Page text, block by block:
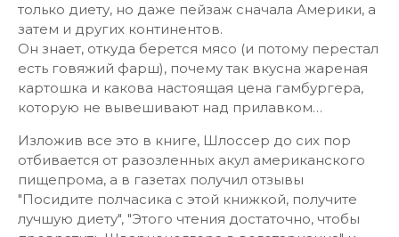
только диету, но даже пейзаж сначала Америки, а
затем и других континентов.
Он знает, откуда берется мясо (и потому перестал
есть говяжий фарш), почему так вкусна жареная
картошка и какова настоящая цена гамбургера,
которую не вывешивают над прилавком…
Изложив все это в книге, Шлоссер до сих пор
отбивается от разозленных акул американского
пищепрома, а в газетах получил отзывы
"Посидите полчасика с этой книжкой, получите
лучшую диету", "Этого чтения достаточно, чтобы